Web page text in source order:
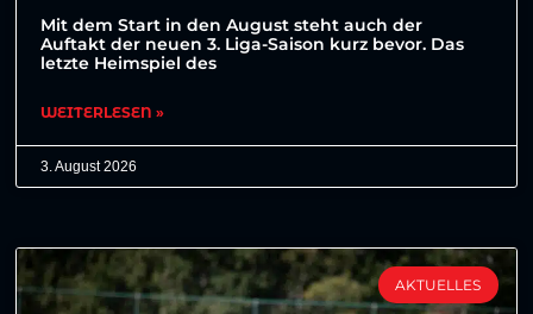
Mit dem Start in den August steht auch der
Auftakt der neuen 3. Liga-Saison kurz bevor. Das
letzte Heimspiel des
WEITERLESEN »
3. August 2026
AKTUELLES